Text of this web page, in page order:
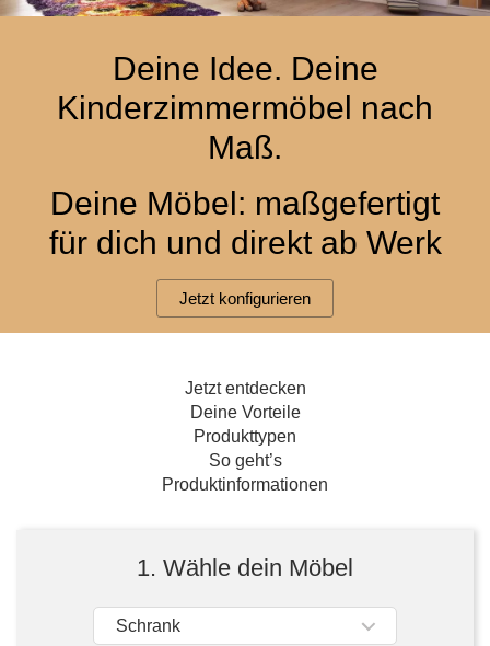
Schuhschrank
Hängeschrank
Hängeboard
TV-Möbel
Sideboard
Badregal
SpiegelschrankPolstermöbel
Sofa
Hocker
Schlafsofa
Schlafsessel
der
der
Produktlinie
Ultima
Deine Idee. Deine
Kinderzimmermöbel nach
Maß.
Deine Möbel: maßgefertigt
für dich und direkt ab Werk
Jetzt konfigurieren
Jetzt entdecken
Deine Vorteile
Produkttypen
So geht’s
Produktinformationen
1. Wähle dein Möbel
Schrank
Kommoden
Massivholz-Schränke & -Regale
Wandboards